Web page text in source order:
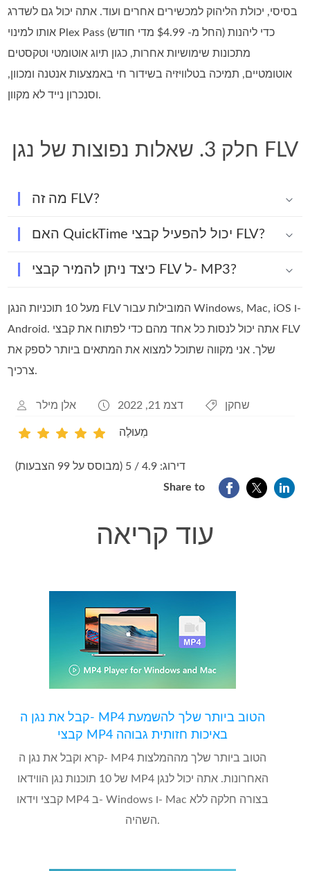
בסיסי, יכולת הליהוק למכשירים אחרים ועוד. אתה יכול גם לשדרג
אותו למינוי Plex Pass (החל מ- $4.99 מדי חודש) כדי ליהנות
מתכונות שימושיות אחרות, כגון תיוג אוטומטי וטקסטים
אוטומטיים, תמיכה בטלוויזיה בשידור חי באמצעות אנטנה ומכוון,
וסנכרון נייד לא מקוון.
חלק 3. שאלות נפוצות של נגן FLV
מה זה FLV?
האם QuickTime יכול להפעיל קבצי FLV?
כיצד ניתן להמיר קבצי FLV ל- MP3?
מעל 10 תוכניות הנגן FLV המובילות עבור Windows, Mac, iOS ו-
Android. אתה יכול לנסות כל אחד מהם כדי לפתוח את קבצי FLV
שלך. אני מקווה שתוכל למצוא את המתאים ביותר לספק את
צרכיך.
אלן מילר דצמ 21, 2022 שחקן
4
מְעוּלֶה
דירוג: 4.9 / 5 (מבוסס על 99 הצבעות)
Share to
עוד קריאה
קבל את נגן ה- MP4 הטוב ביותר שלך להשמעת
קבצי MP4 באיכות חזותית גבוהה
קרא וקבל את נגן ה- MP4 הטוב ביותר שלך מההמלצות
של 10 תוכנות נגן הווידאו MP4 האחרונות. אתה יכול לנגן
קבצי וידאו MP4 ב- Windows ו- Mac בצורה חלקה ללא
השהיה.